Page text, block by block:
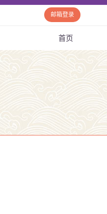
邮箱登录
首页